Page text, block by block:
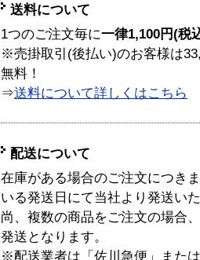
送料について
1つのご注文毎に一律1,100円(税
※売掛取引(後払い)のお客様は
無料！
⇒送料について詳しくはこちら
配送について
在庫がある場合のご注文につき
いる発送日にて当社より発送い
尚、複数の商品をご注文の場合
発送となります。
※配送業者は「佐川急便」また